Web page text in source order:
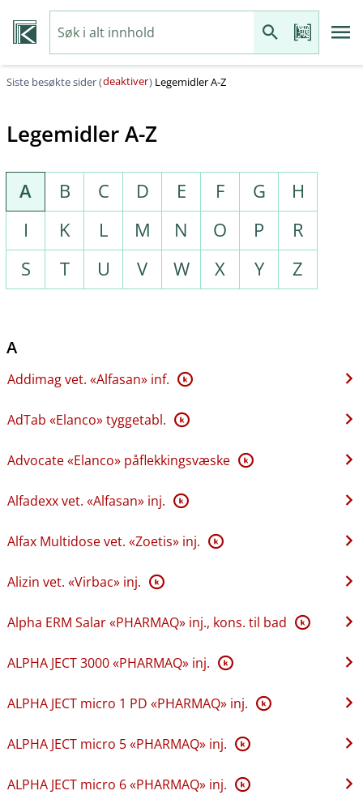
Siste besøkte sider (deaktiver) Legemidler A-Z
Legemidler A-Z
A B C D E F G
H
I
K L M N O P
R
S
T U V W X Y Z
A
Addimag vet. «Alfasan» inf. K
AdTab «Elanco» tyggetabl. K
Advocate «Elanco» påflekkingsvæske K
Alfadexx vet. «Alfasan» inj. K
Alfax Multidose vet. «Zoetis» inj. K
Alizin vet. «Virbac» inj. K
Alpha ERM Salar «PHARMAQ» inj., kons. til bad K
ALPHA JECT 3000 «PHARMAQ» inj. K
ALPHA JECT micro 1 PD «PHARMAQ» inj. K
ALPHA JECT micro 5 «PHARMAQ» inj. K
ALPHA JECT micro 6 «PHARMAQ» inj. K